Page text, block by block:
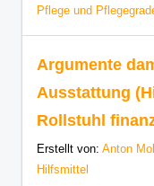
Pflege und
Argumente
Ausstattung
Rollstuhl
Erstellt von: Anton
Hilfsmittel